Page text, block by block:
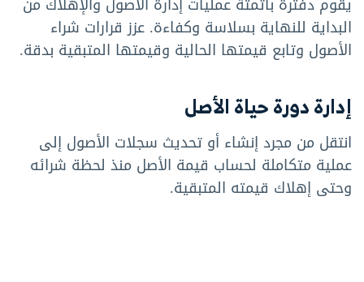
البداية للنهاية بسلاسة وكفاءة. عزز قرارات شراء
الأصول وتابع قيمتها الحالية وقيمتها المتبقية بدقة.
إدارة دورة حياة الأصل
انتقل من مجرد إنشاء أو تحديث سجلات الأصول إلى
عملية متكاملة لحساب قيمة الأصل منذ لحظة شرائه
وحتى إهلاك قيمته المتبقية.